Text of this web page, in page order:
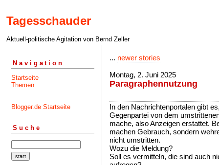
Tagesschauder
Aktuell-politische Agitation von Bernd Zeller
Navigation
Startseite
Themen
Blogger.de Startseite
Suche
... newer stories
Montag, 2. Juni 2025
Paragraphennutzung
In den Nachrichtenportalen gibt
Gegenpartei von dem
mache, also Anzeigen erstattet.
machen Gebrauch, sondern
nicht umstritten.
Wozu die Meldung?
Soll es vermitteln, die sind auch